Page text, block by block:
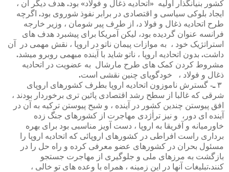
کشور بنیانگذار اولیه « اتحادیه ذغال و فولاد» بود. هدف دیگر آن ،
ایجاد بلوکی سیاسی و اقتصادی در برابر نفوذ شوروی بود. اگرچه
طرح اتحادیه ذغال و فولا د، از طرف پیر شومان ، وزیر خارجه
فرانسه عنوان گردیده بود، لیکن آمریکا برای پیشبرد هدف های
استراتژیک خود ، به موازات پیمان ناتو در اروپا ، نقش مهمی در
آن
داشت. بدون اتحادیه اروپا ، ناتو شاید با آینده مبهمی روبرو میشد.
مشروط کردن کمک های طرح مارشال به عضویت در
اتحادیه
ذغال و فولاد ، خودگویای چنین نقشی است.
۳ ـ- گسترش ناموزون اتحادیه اروپا بطرف کشورهای اروپای
شرقی که غالبا از سطح رشد اقتصادی پائین تری برخوردار بودند ،
افق پیوستن چندین کشور در آینده ، و شبح پیوستن ترکیه به آن در
آینده ای دور، و نیز تراٰژدی مهاجرت از کشورهای جنگ زده
خاورمیانه و آفریقا به اروپا ، دست آویز مناسبی بود برای بهره
برداری راست افراطی در کشورهای اروپائی که اتحادیه اروپا را
مسئول بحران در کشورهای عضو معرفی کرده و راه حل را
در
بازگشت به مرزهای ملی و جلوگیری از مهاجرت جستجو
کنند.تبلیغات آنها در این زمینه ، همراه با وعده های تو خالی ،